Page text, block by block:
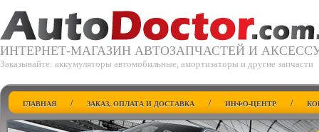
ИНТЕРНЕТ-МАГАЗИН АВТОЗАПЧАСТЕЙ И
Заказывайте: аккумуляторы автомобильные, амортизаторы и другие запчасти
ГЛАВНАЯ / ЗАКАЗ, ОПЛАТА И ДОСТАВКА / ИНФО-ЦЕНТР /